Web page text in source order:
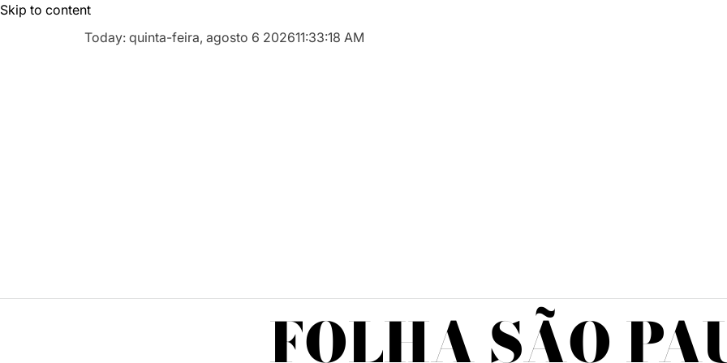
Skip to content
Today: quinta-feira, agosto 6 202611:33:19 AM
FOLHA SÃO